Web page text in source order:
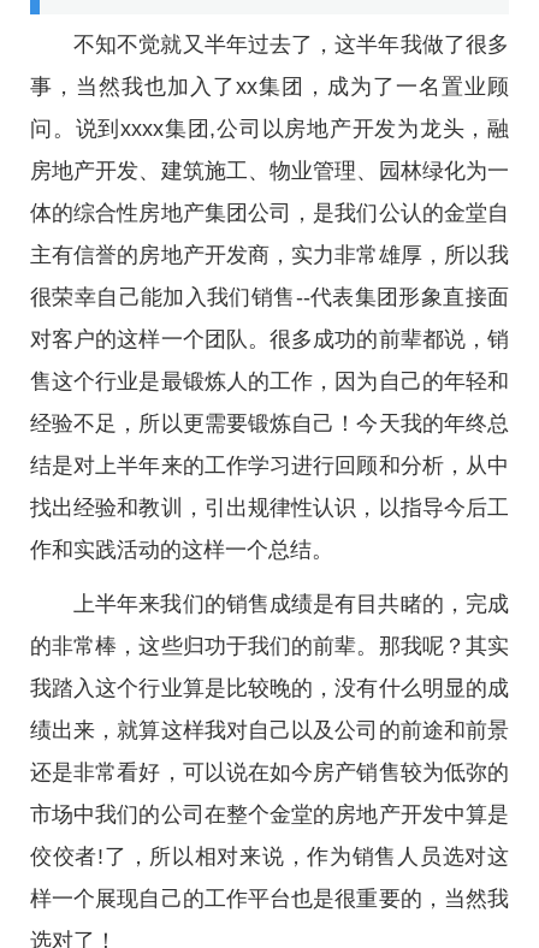
不知不觉就又半年过去了，这半年我做了很多
事，当然我也加入了xx集团，成为了一名置业顾
问。说到xxxx集团,公司以房地产开发为龙头，融
房地产开发、建筑施工、物业管理、园林绿化为一
体的综合性房地产集团公司，是我们公认的金堂自
主有信誉的房地产开发商，实力非常雄厚，所以我
很荣幸自己能加入我们销售--代表集团形象直接面
对客户的这样一个团队。很多成功的前辈都说，销
售这个行业是最锻炼人的工作，因为自己的年轻和
经验不足，所以更需要锻炼自己！今天我的年终总
结是对上半年来的工作学习进行回顾和分析，从中
找出经验和教训，引出规律性认识，以指导今后工
作和实践活动的这样一个总结。
上半年来我们的销售成绩是有目共睹的，完成
的非常棒，这些归功于我们的前辈。那我呢？其实
我踏入这个行业算是比较晚的，没有什么明显的成
绩出来，就算这样我对自己以及公司的前途和前景
还是非常看好，可以说在如今房产销售较为低弥的
市场中我们的公司在整个金堂的房地产开发中算是
佼佼者!了，所以相对来说，作为销售人员选对这
样一个展现自己的工作平台也是很重要的，当然我
选对了！